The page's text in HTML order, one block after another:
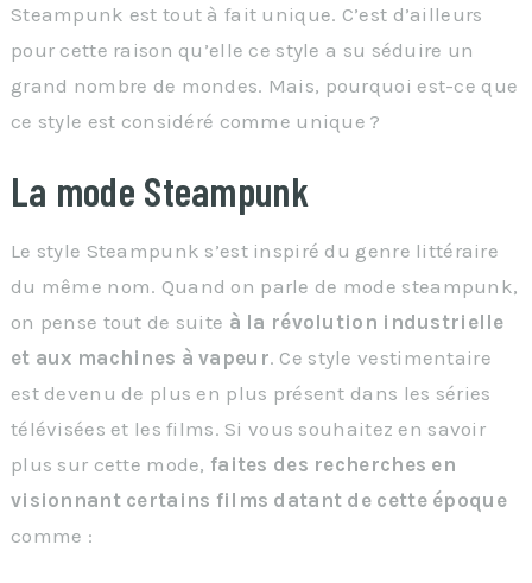
Steampunk est tout à fait unique. C’est d’ailleurs
pour cette raison qu’elle ce style a su séduire un
grand nombre de mondes. Mais, pourquoi est-ce que
ce style est considéré comme unique ?
La mode Steampunk
Le style Steampunk s’est inspiré du genre littéraire
du même nom. Quand on parle de mode steampunk,
on pense tout de suite à la révolution industrielle
et aux machines à vapeur. Ce style vestimentaire
est devenu de plus en plus présent dans les séries
télévisées et les films. Si vous souhaitez en savoir
plus sur cette mode, faites des recherches en
visionnant certains films datant de cette époque
comme :